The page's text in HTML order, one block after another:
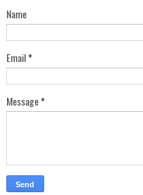
Name
Email*
Message*